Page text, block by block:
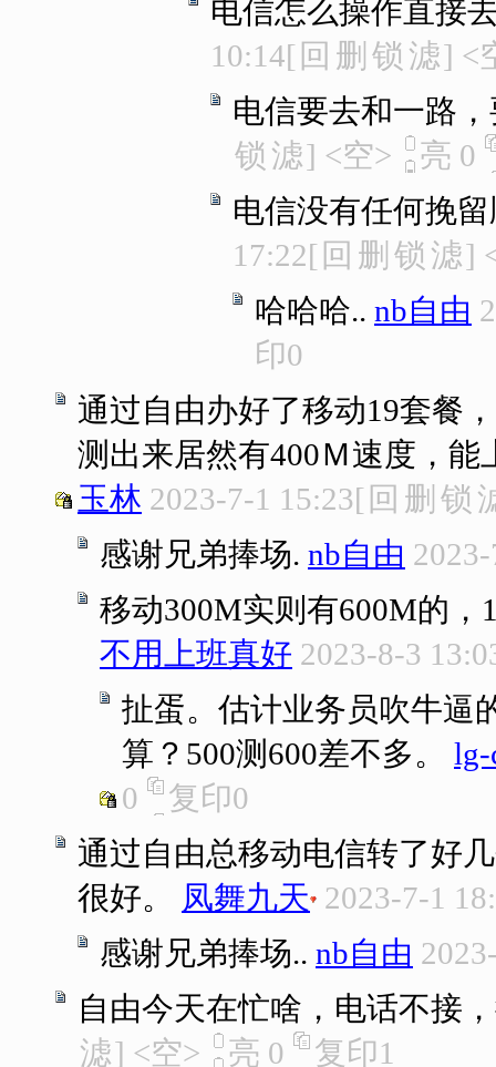
电信怎么操作直接
10:14[ 回 删 锁 滤] <
电信要去和一路
锁 滤] <空> 亮 0
电信没有任何挽
17:22[ 回 删 锁 滤]
哈哈哈.. nb自由
印0
通过自由办好了移动19套餐
测出来居然有400Ｍ速度，
玉林 2023-7-1 15:23[ 回 删 锁
感谢兄弟捧场. nb自由
移动300M实则有600M的
不用上班真好 2023-8-3
扯蛋。估计业务员吹牛逼
算？500测600差不多。
lg-
0
复印0
通过自由总移动电信转了好
很好。
凤舞九天 2023-7-1
感谢兄弟捧场.. nb自由
自由今天在忙啥，电话不接
滤] <空> 亮 0 复印1